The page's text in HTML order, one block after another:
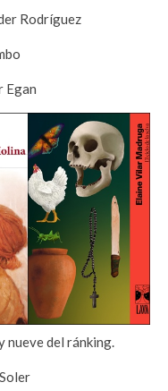
Rodríguez
Egan
nueve del ránking.